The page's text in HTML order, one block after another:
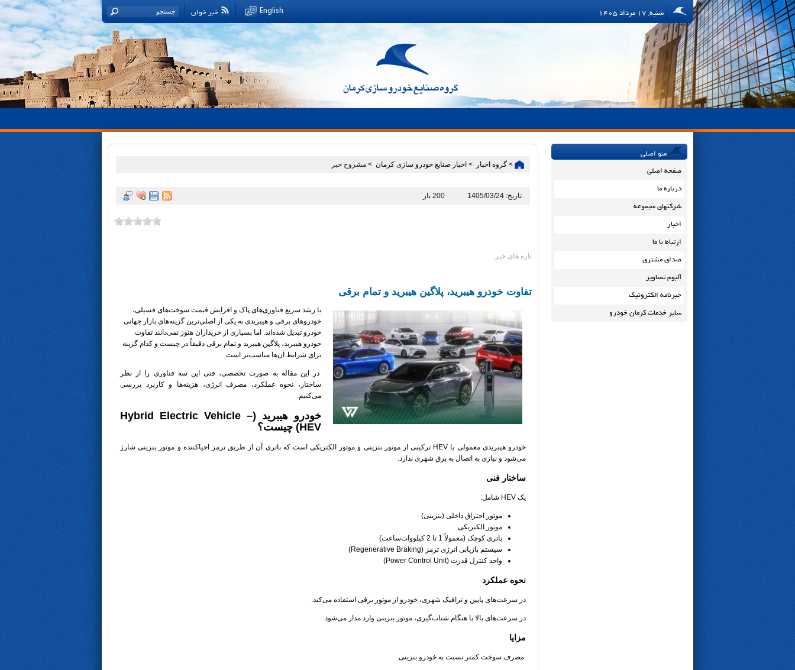
شنبه, 17 مرداد 1405 خبر خوان English
منو اصلی
صفحه اصلی
درباره ما
شرکتهای مجموعه
اخبار
ارتباط با ما
صدای مشتری
آلبوم تصاویر
خبرنامه الکترونیک
سایر خدمات کرمان خودرو
> گروه اخبار ‏ > اخبار صنایع خودرو سازی کرمان ‏ > مشروح خبر
تاریخ: 1405/03/24 200 بار
تازه های خبر.
تفاوت خودرو هیبرید، پلاگین هیبرید و تمام برقی
با رشد سریع فناوری‌های پاک و افزایش قیمت سوخت‌های فسیلی،
خودروهای برقی و هیبریدی به یکی از اصلی‌ترین گزینه‌های بازار جهانی
خودرو تبدیل شده‌اند. اما بسیاری از خریداران هنوز نمی‌دانند تفاوت
خودرو هیبرید، پلاگین هیبرید و تمام برقی دقیقاً در چیست و کدام گزینه
برای شرایط آن‌ها مناسب‌تر است.
در این مقاله به صورت تخصصی، فنی این سه فناوری را از نظر
ساختار، نحوه عملکرد، مصرف انرژی، هزینه‌ها و کاربرد بررسی
می‌کنیم.
خودرو هیبرید (Hybrid Electric Vehicle –
HEV) چیست؟
خودرو هیبریدی معمولی یا HEV ترکیبی از موتور بنزینی و موتور الکتریکی است که باتری آن از طریق ترمز احیاکننده و موتور بنزینی شارژ
می‌شود و نیازی به اتصال به برق شهری ندارد.
ساختار فنی
یک HEV شامل:
موتور احتراق داخلی (بنزینی)
موتور الکتریکی
باتری کوچک (معمولاً 1 تا 2 کیلووات‌ساعت)
سیستم بازیابی انرژی ترمز (Regenerative Braking)
واحد کنترل قدرت (Power Control Unit)
نحوه عملکرد
در سرعت‌های پایین و ترافیک شهری، خودرو از موتور برقی استفاده می‌کند.
در سرعت‌های بالا یا هنگام شتاب‌گیری، موتور بنزینی وارد مدار می‌شود.
مزایا
مصرف سوخت کمتر نسبت به خودرو بنزینی